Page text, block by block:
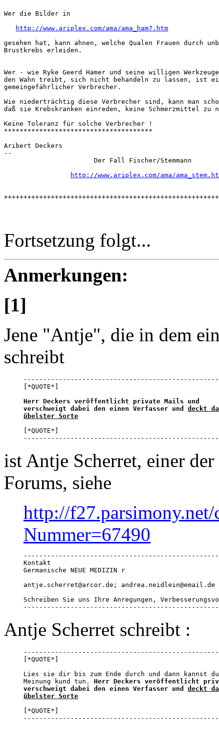
Wer die Bilder in
http://www.ariplex.com/ama/ama_ham7.htm
gesehen hat, kann ahnen, welche Qualen Frauen durch
Brustkrebs erleiden.
Wer - wie Ryke Geerd Hamer und seine willigen
den Wahn treibt, sich nicht behandeln zu lassen, ist
gemeingefährlicher Verbrecher.
Wie niederträchtig diese Verbrecher sind, kann man
daß sie Krebskranken einreden, keine Schmerzmittel zu
Keine Toleranz für solche Verbrecher !
**************************************
Aribert Deckers
--
                       Der Fall Fischer/Stemmann
http://www.ariplex.com/ama/
Fortsetzung folgt...
Anmerkungen:
[1]
Jene "Antje", die in dem
schreibt
[*QUOTE*]
Herr Deckers veröffentlicht private Mails und
verschweigt dabei den einen Verfasser und deckt
übelster Sorte
[*QUOTE*]
ist Antje Scherret, einer
Forums, siehe
http://
Nummer=67490
Kontakt
Germanische NEUE MEDIZIN r
antje.scherret@arcor.de; andrea.neidlein@email.de
Schreiben Sie uns Ihre Anregungen,
Antje Scherret schreibt :
[*QUOTE*]
Lies sie dir bis zum Ende durch und dann kannst
Meinung kund tun. Herr Deckers veröffentlicht
verschweigt dabei den einen Verfasser und deckt
übelster Sorte
[*QUOTE*]